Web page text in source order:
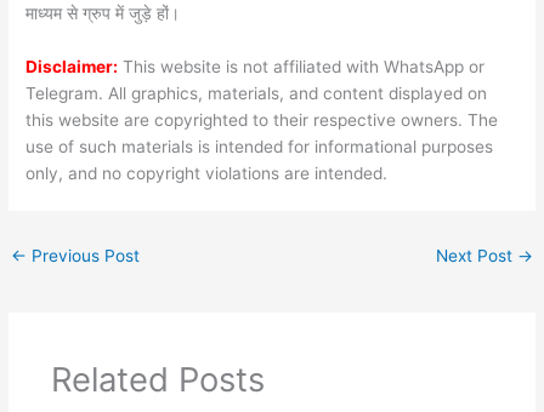
माध्यम से ग्रुप में जुड़े हों।
Disclaimer: This website is not affiliated with WhatsApp or
Telegram. All graphics, materials, and content displayed on
this website are copyrighted to their respective owners. The
use of such materials is intended for informational purposes
only, and no copyright violations are intended.
← Previous Post Next Post →
Related Posts